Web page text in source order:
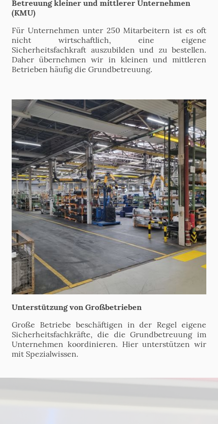
Betreuung kleiner und mittlerer Unternehmen
(KMU)
Für Unternehmen unter 250 Mitarbeitern ist es oft
nicht wirtschaftlich, eine eigene
Sicherheitsfachkraft auszubilden und zu bestellen.
Daher übernehmen wir in kleinen und mittleren
Betrieben häufig die Grundbetreuung.
Unterstützung von Großbetrieben
Große Betriebe beschäftigen in der Regel eigene
Sicherheitsfachkräfte, die die Grundbetreuung im
Unternehmen koordinieren. Hier unterstützen wir
mit Spezialwissen.